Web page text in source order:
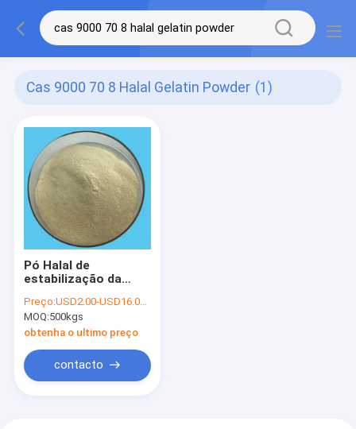
Cas 9000 70 8 Halal Gelatin Powder (1)
Pó Halal de
estabilização da
PH6.5 de CAS 9000-
70-8
Preço:USD2.00-USD16.00/KG
MOQ:500kgs
obtenha o ultimo preço
contacto